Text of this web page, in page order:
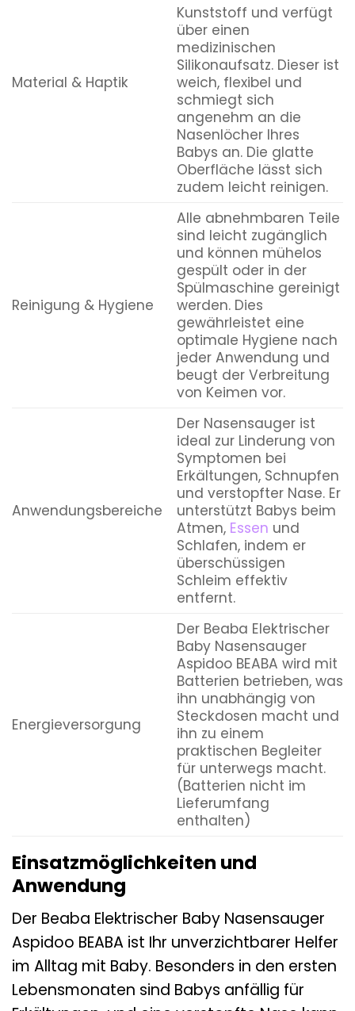
Material & Haptik
Kunststoff und verfügt
über einen
medizinischen
Silikonaufsatz. Dieser ist
weich, flexibel und
schmiegt sich
angenehm an die
Nasenlöcher Ihres
Babys an. Die glatte
Oberfläche lässt sich
zudem leicht reinigen.
Reinigung & Hygiene
Alle abnehmbaren Teile
sind leicht zugänglich
und können mühelos
gespült oder in der
Spülmaschine gereinigt
werden. Dies
gewährleistet eine
optimale Hygiene nach
jeder Anwendung und
beugt der Verbreitung
von Keimen vor.
Anwendungsbereiche
Der Nasensauger ist
ideal zur Linderung von
Symptomen bei
Erkältungen, Schnupfen
und verstopfter Nase. Er
unterstützt Babys beim
Atmen, Essen und
Schlafen, indem er
überschüssigen
Schleim effektiv
entfernt.
Energieversorgung
Der Beaba Elektrischer
Baby Nasensauger
Aspidoo BEABA wird mit
Batterien betrieben, was
ihn unabhängig von
Steckdosen macht und
ihn zu einem
praktischen Begleiter
für unterwegs macht.
(Batterien nicht im
Lieferumfang
enthalten)
Einsatzmöglichkeiten und
Anwendung
Der Beaba Elektrischer Baby Nasensauger
Aspidoo BEABA ist Ihr unverzichtbarer Helfer
im Alltag mit Baby. Besonders in den ersten
Lebensmonaten sind Babys anfällig für